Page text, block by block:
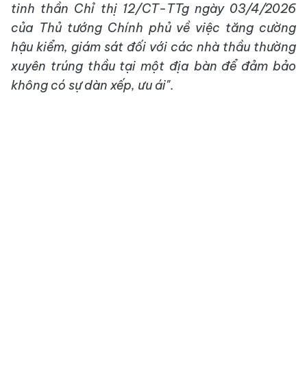
tinh thần Chỉ thị 12/CT-TTg ngày 03/4/2026
của Thủ tướng Chính phủ về việc tăng cường
hậu kiểm, giám sát đối với các nhà thầu thường
xuyên trúng thầu tại một địa bàn để đảm bảo
không có sự dàn xếp, ưu ái".